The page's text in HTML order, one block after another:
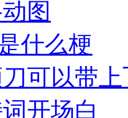
图
什么梗
可以带
开场白